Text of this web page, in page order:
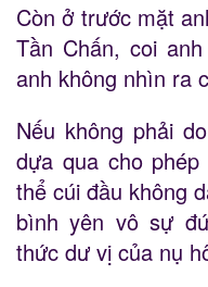
Còn ở trước mặt
Tần Chấn, coi
anh không nhìn ra
Nếu không phải
dựa qua cho
thể cúi đầu không
bình yên vô sự
thức dư vị của nụ